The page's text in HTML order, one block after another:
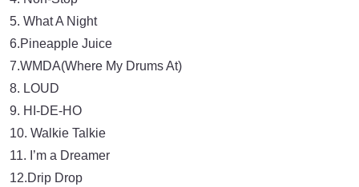
5. What A Night
6.Pineapple Juice
7.WMDA(Where My Drums At)
8. LOUD
9. HI-DE-HO
10. Walkie Talkie
11. I’m a Dreamer
12.Drip Drop